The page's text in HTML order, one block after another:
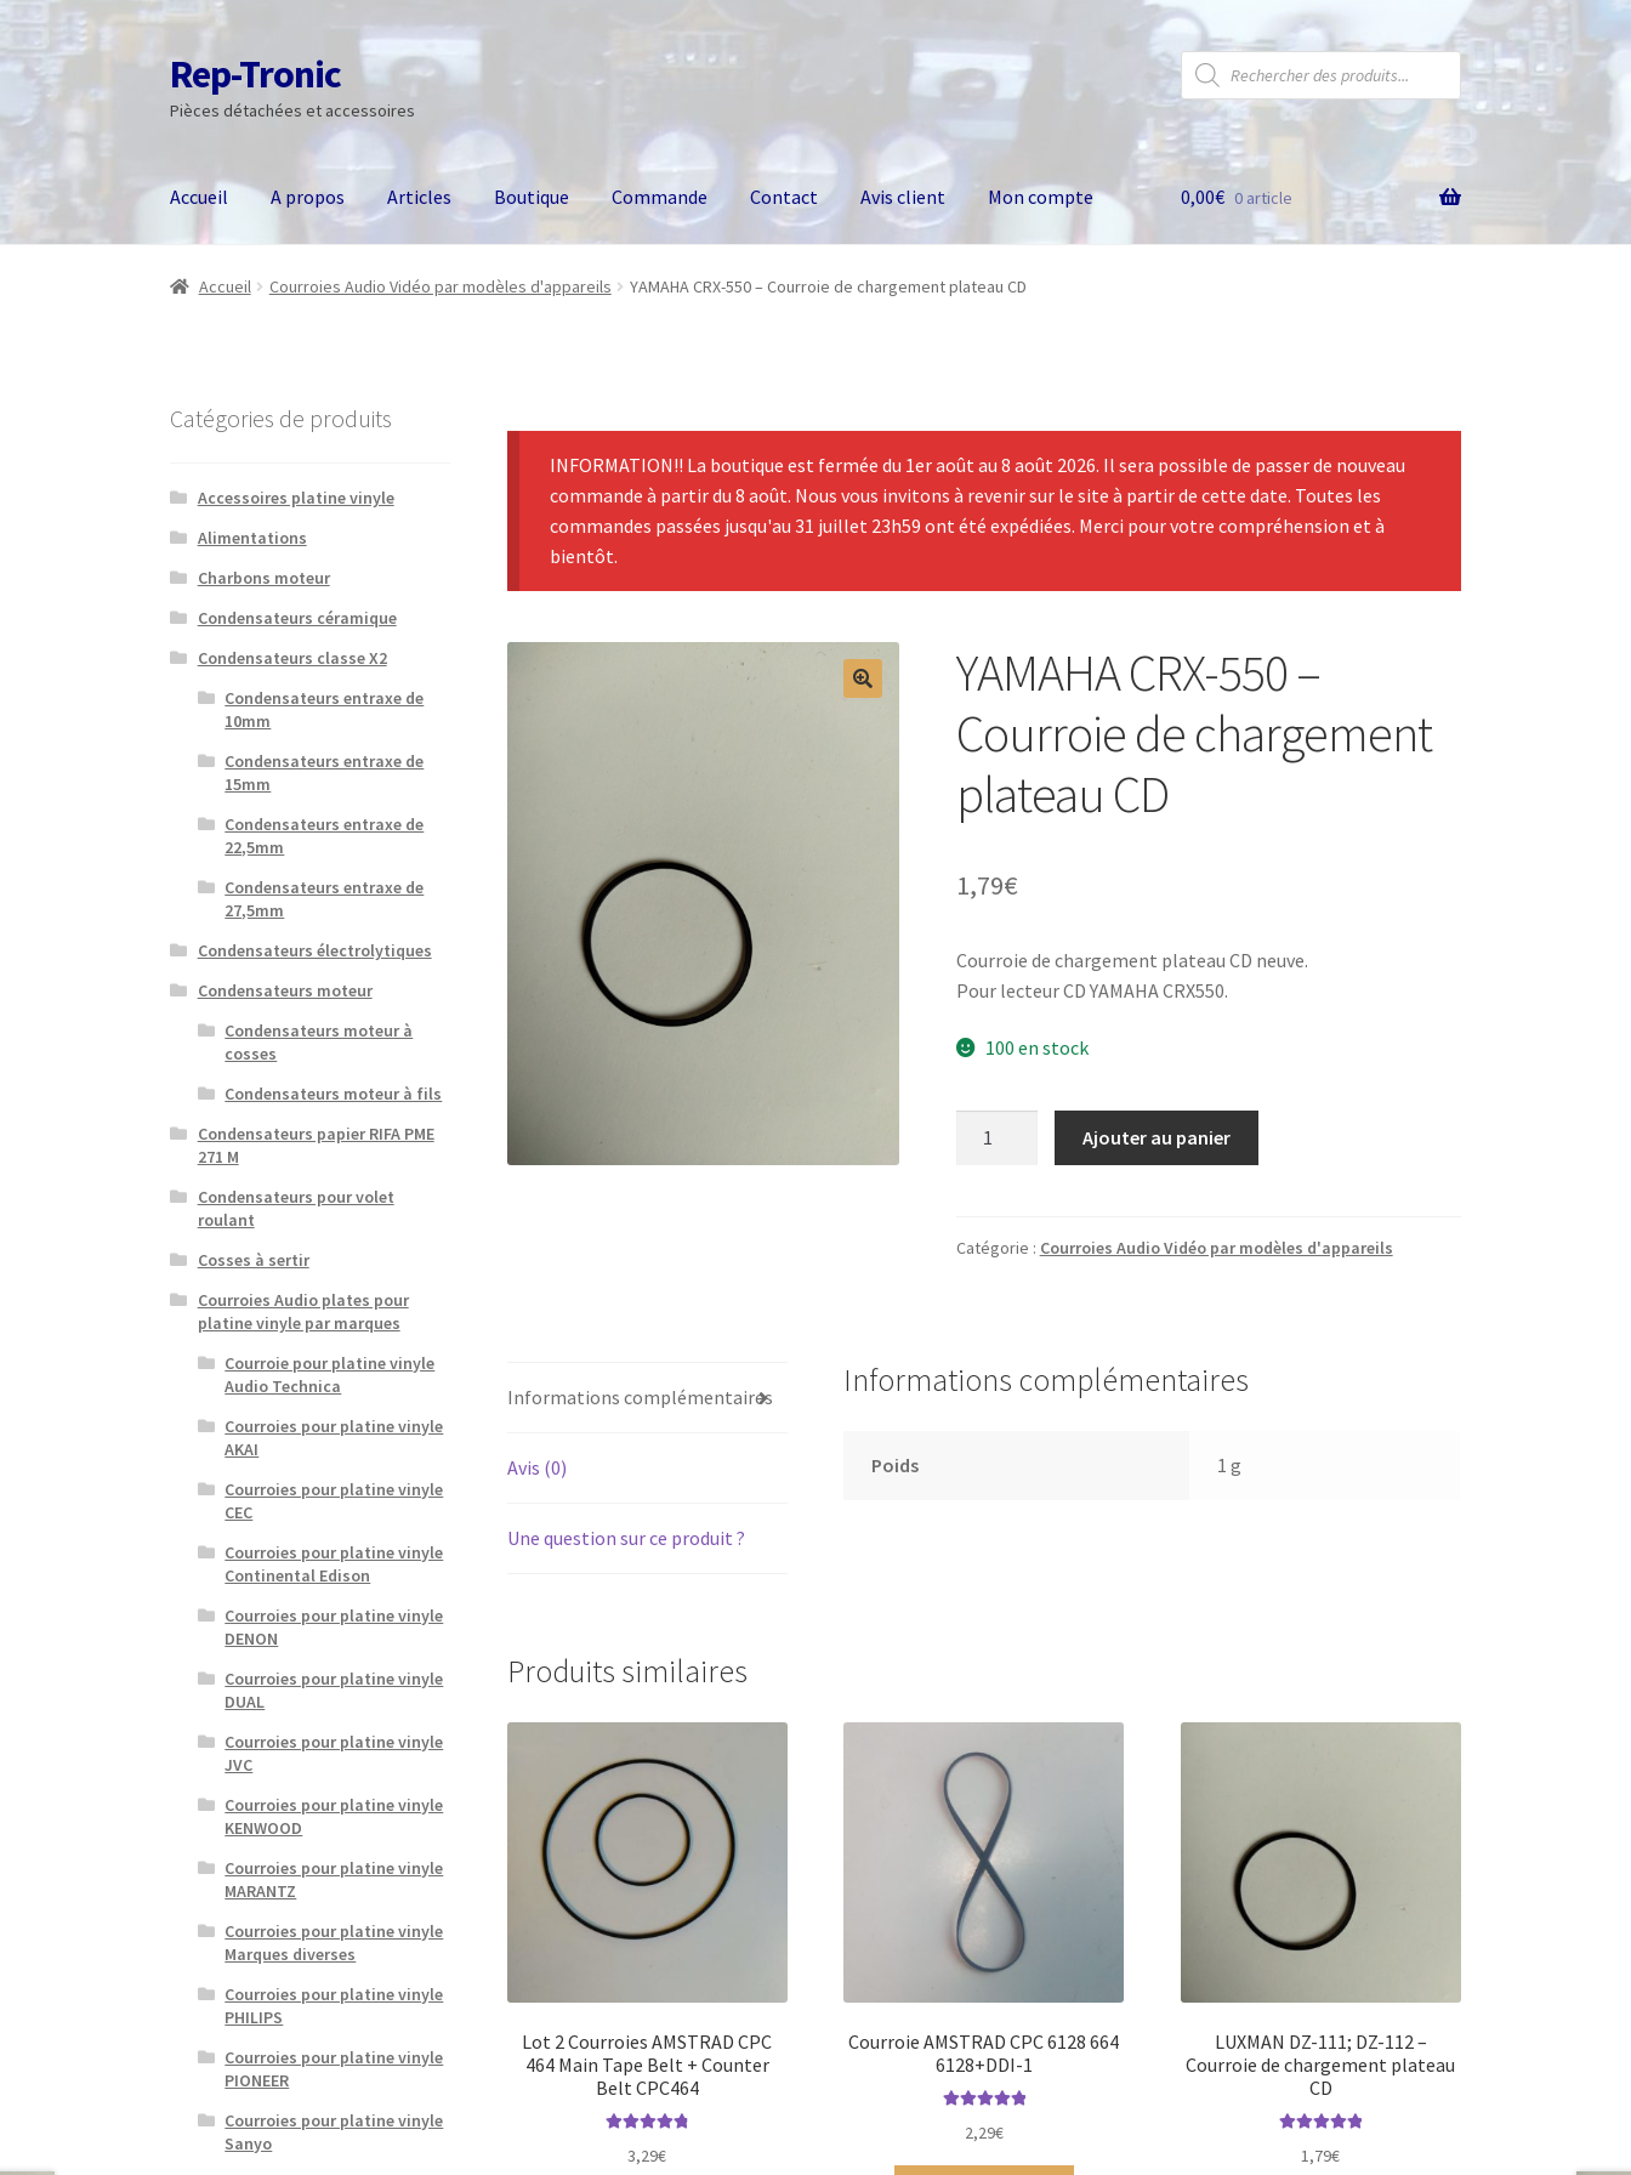
Aller
à
la
Aller
au
contenu
Rep-Tronic
Pièces détachées et accessoires
Recherche
de
produits
Accueil A propos Articles Boutique Commande Contact Avis client Mon compte 0,00€ 0 article
Accueil Courroies Audio Vidéo par modèles d'appareils YAMAHA CRX-550 – Courroie de chargement plateau CD
INFORMATION!! La boutique est fermée du 1er août au 8 août 2026. Il sera possible de passer de nouveau
commande à partir du 8 août. Nous vous invitons à revenir sur le site à partir de cette date. Toutes les
commandes passées jusqu'au 31 juillet 23h59 ont été expédiées. Merci pour votre compréhension et à
bientôt.
YAMAHA CRX-550 –
Courroie de chargement
plateau CD
1,79€
Courroie de chargement plateau CD neuve.
Pour lecteur CD YAMAHA CRX550.
100 en stock
550
chargement
plateau
Ajouter au panier
Catégorie : Courroies Audio Vidéo par modèles d'appareils
Informations complémentaires
Avis (0)
Une question sur ce produit ?
Informations complémentaires
Poids 1 g
Produits similaires
Lot 2 Courroies AMSTRAD CPC
464 Main Tape Belt + Counter
Belt CPC464
5
3,29€
Courroie AMSTRAD CPC 6128 664
6128+DDI-1
5
2,29€
LUXMAN DZ-111; DZ-112 –
Courroie de chargement plateau
CD
5
1,79€
Catégories de produits
Accessoires platine vinyle
Alimentations
Charbons moteur
Condensateurs céramique
Condensateurs classe X2
Condensateurs entraxe de
10mm
Condensateurs entraxe de
15mm
Condensateurs entraxe de
22,5mm
Condensateurs entraxe de
27,5mm
Condensateurs électrolytiques
Condensateurs moteur
Condensateurs moteur à
cosses
Condensateurs moteur à fils
Condensateurs papier RIFA PME
271 M
Condensateurs pour volet
roulant
Cosses à sertir
Courroies Audio plates pour
platine vinyle par marques
Courroie pour platine vinyle
Audio Technica
Courroies pour platine vinyle
AKAI
Courroies pour platine vinyle
CEC
Courroies pour platine vinyle
Continental Edison
Courroies pour platine vinyle
DENON
Courroies pour platine vinyle
DUAL
Courroies pour platine vinyle
JVC
Courroies pour platine vinyle
KENWOOD
Courroies pour platine vinyle
MARANTZ
Courroies pour platine vinyle
Marques diverses
Courroies pour platine vinyle
PHILIPS
Courroies pour platine vinyle
PIONEER
Courroies pour platine vinyle
Sanyo